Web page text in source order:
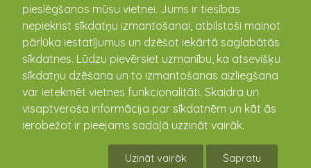
pieslēgšanos mūsu vietnei. Jums ir tiesības
nepiekrist sīkdatņu izmantošanai, atbilstoši mainot
pārlūka iestatījumus un dzēšot iekārtā saglabātās
sīkdatnes. Lūdzu pievērsiet uzmanību, ka atsevišķu
sīkdatņu dzēšana un to izmantošanas aizliegšana
var ietekmēt vietnes funkcionalitāti. Skaidra un
visaptveroša informācija par sīkdatnēm un kāt ās
ierobežot ir pieejams sadaļā uzzināt vairāk.
Uzināt vairāk Sapratu
Vandzenes TN Izrāde "Kāzas"